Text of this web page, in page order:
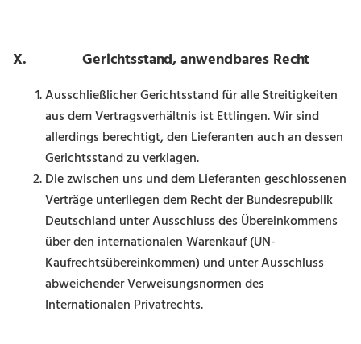
X. Gerichtsstand, anwendbares Recht
Ausschließlicher Gerichtsstand für alle Streitigkeiten
aus dem Vertragsverhältnis ist Ettlingen. Wir sind
allerdings berechtigt, den Lieferanten auch an dessen
Gerichtsstand zu verklagen.
Die zwischen uns und dem Lieferanten geschlossenen
Verträge unterliegen dem Recht der Bundesre­publik
Deutschland unter Ausschluss des Übereinkommens
über den internationalen Warenkauf (UN-
Kaufrechtsübereinkommen) und unter Ausschluss
abweichender Verweisungsnormen des
Internationalen Privatrechts.